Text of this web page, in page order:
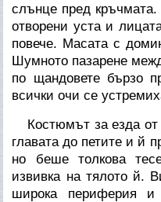
слънце пред
отворени уста и
повече. Масата с
Шумното пазарене
по щандовете бързо
всички очи се
Костюмът за езда
главата до петите и й
но беше толкова
извивка на тялото й.
широка периферия